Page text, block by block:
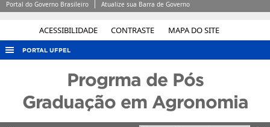
ACESSIBILIDADE CONTRASTE MAPA DO SITE
Portal do Governo Brasileiro Atualize sua Barra de Governo
PORTAL UFPEL
Progrma de Pós
Graduação em Agronomia